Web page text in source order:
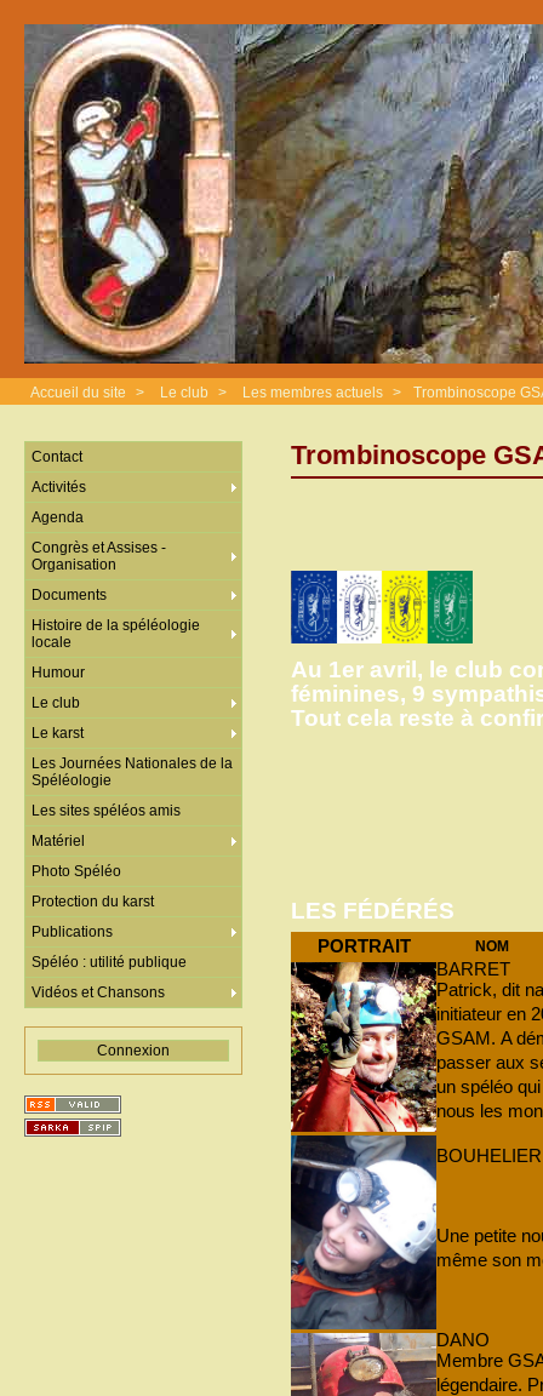
Accueil du site > Le club > Les membres actuels > Trombinoscope
Trombinoscope
Au 1er avril, le club
féminines, 9
Tout cela reste à
LES FÉDÉRÉS
PORTRAIT NOM
BARRET
Patrick, dit
initiateur en
GSAM. A
passer aux
un spéléo
nous les
BOUHELIER
Une petite
même son
DANO
Membre
légendaire.
Contact
Activités
Agenda
Congrès et Assises -
Organisation
Documents
Histoire de la spéléologie
locale
Humour
Le club
Le karst
Les Journées Nationales de la
Spéléologie
Les sites spéléos amis
Matériel
Photo Spéléo
Protection du karst
Publications
Spéléo : utilité publique
Vidéos et Chansons
Connexion